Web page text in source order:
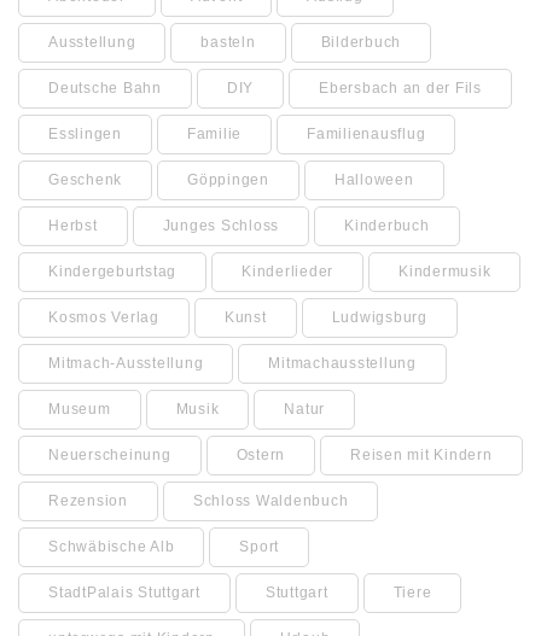
Ausstellung basteln Bilderbuch
Deutsche Bahn DIY Ebersbach an der Fils
Esslingen Familie Familienausflug
Geschenk Göppingen Halloween
Herbst Junges Schloss Kinderbuch
Kindergeburtstag Kinderlieder Kindermusik
Kosmos Verlag Kunst Ludwigsburg
Mitmach-Ausstellung Mitmachausstellung
Museum Musik Natur
Neuerscheinung Ostern Reisen mit Kindern
Rezension Schloss Waldenbuch
Schwäbische Alb Sport
StadtPalais Stuttgart Stuttgart Tiere